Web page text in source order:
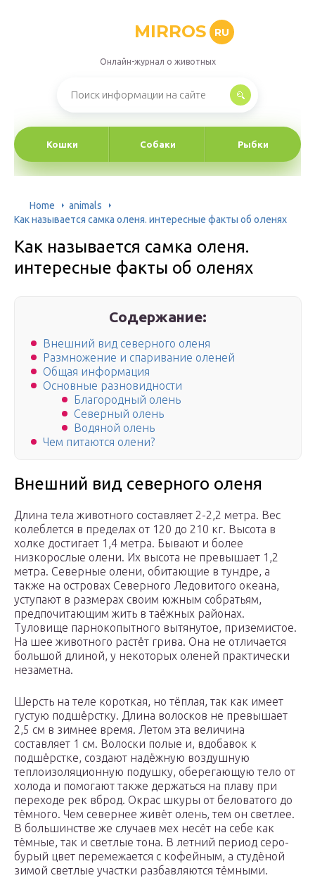
MIRROS RU
Онлайн-журнал о животных
Кошки Собаки Рыбки
Home
animals
Как называется самка оленя. интересные факты об оленях
Как называется самка оленя.
интересные факты об оленях
Содержание:
Внешний вид северного оленя
Размножение и спаривание оленей
Общая информация
Основные разновидности
Благородный олень
Северный олень
Водяной олень
Чем питаются олени?
Внешний вид северного оленя
Длина тела животного составляет 2-2,2 метра. Вес
колеблется в пределах от 120 до 210 кг. Высота в
холке достигает 1,4 метра. Бывают и более
низкорослые олени. Их высота не превышает 1,2
метра. Северные олени, обитающие в тундре, а
также на островах Северного Ледовитого океана,
уступают в размерах своим южным собратьям,
предпочитающим жить в таёжных районах.
Туловище парнокопытного вытянутое, приземистое.
На шее животного растёт грива. Она не отличается
большой длиной, у некоторых оленей практически
незаметна.
Шерсть на теле короткая, но тёплая, так как имеет
густую подшёрстку. Длина волосков не превышает
2,5 см в зимнее время. Летом эта величина
составляет 1 см. Волоски полые и, вдобавок к
подшёрстке, создают надёжную воздушную
теплоизоляционную подушку, оберегающую тело от
холода и помогают также держаться на плаву при
переходе рек вброд. Окрас шкуры от беловатого до
тёмного. Чем севернее живёт олень, тем он светлее.
В большинстве же случаев мех несёт на себе как
тёмные, так и светлые тона. В летний период серо-
бурый цвет перемежается с кофейным, а студёной
зимой светлые участки разбавляются тёмными.